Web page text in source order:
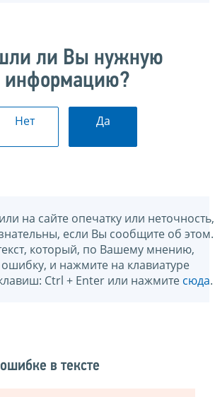
ли Вы нужную
информацию?
Нет Да
на сайте опечатку или неточность,
если Вы сообщите об этом.
который, по Вашему мнению,
и нажмите на клавиатуре
Ctrl + Enter или нажмите сюда.
в тексте